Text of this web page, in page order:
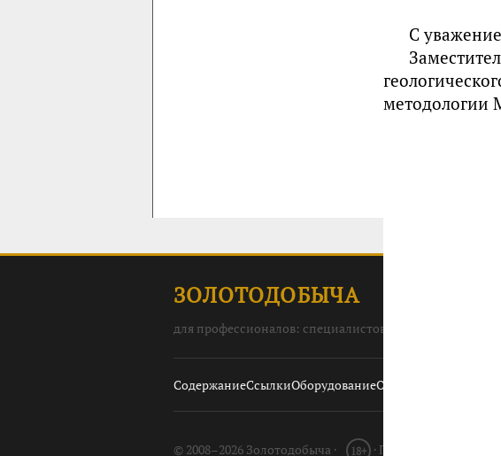
С
методологии
ЗОЛОТОДОБЫЧА
для профессионалов: специалистов, руководителей,
СодержаниеСсылкиОборудованиеО сайте
© 2008–2026 Золотодобыча · 18+ · При использовании